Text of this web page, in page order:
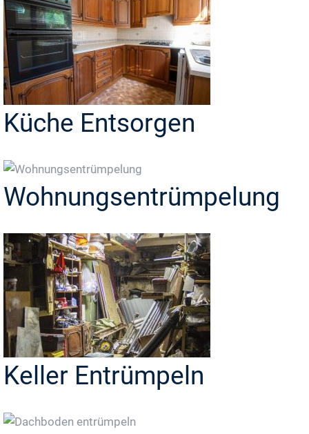
Küche Entsorgen
Wohnungsentrümpelung
Keller Entrümpeln